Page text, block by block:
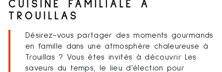
CUISINE FAMILIALE À
TROUILLAS
Désirez-vous partager des moments gourmands
en famille dans une atmosphère chaleureuse à
Trouillas ? Vous êtes invités à découvrir Les
saveurs du temps, le lieu d'élection pour